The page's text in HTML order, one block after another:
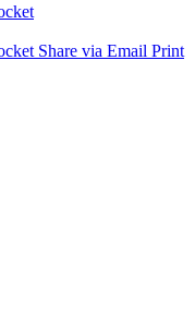
Share via Email Print